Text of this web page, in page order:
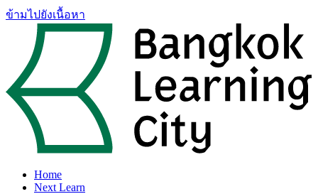
ข้ามไปยังเนื้อหา
Home
Next Learn